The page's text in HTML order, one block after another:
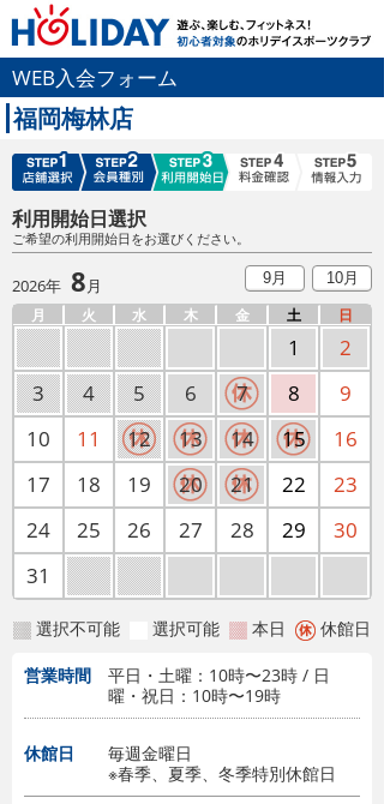
WEB入会フォーム
福岡梅林店
利用開始日選択
ご希望の利用開始日をお選びください。
2026年 8月 9月 10月
月 火 水 木 金 土 日
1
2
3
4 5 6 7 8
9
10
11 12 13 14 15
16
17
18 19 20 21 22
23
24
25 26 27 28 29
30
31
選択不可能 選択可能 本日 休館日
営業時間
平日・土曜：10時〜23時 / 日
曜・祝日：10時〜19時
休館日
毎週金曜日
※春季、夏季、冬季特別休館日